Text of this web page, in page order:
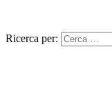
Ricerca per: